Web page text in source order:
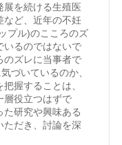
展を続ける生殖医
など、近年の不妊
プル)のこころのズ
いるのではないで
のズレに当事者で
づいているのか、
握することは、
層役立つはずで
研究や興味ある
ただき、討論を深